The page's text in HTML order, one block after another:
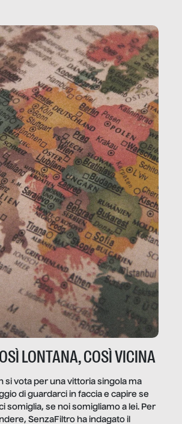
LONTANA, COSÌ VICINA
si vota per una vittoria singola ma
di guardarci in faccia e capire se
somiglia, se noi somigliamo a lei. Per
SenzaFiltro ha indagato il